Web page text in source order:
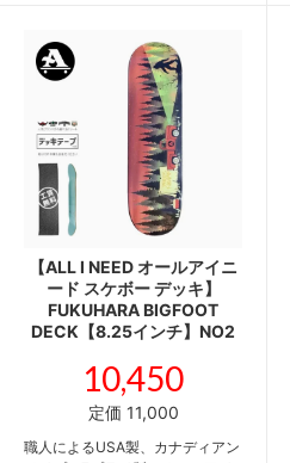
【ALL I NEED オールアイニ
ード スケボー デッキ】
FUKUHARA BIGFOOT
DECK【8.25インチ】NO2
10,450
定価 11,000
職人によるUSA製、カナディアン